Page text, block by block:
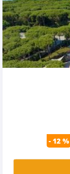
- 12 %